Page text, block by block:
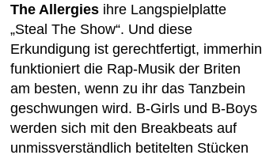
The Allergies ihre Langspielplatte
„Steal The Show“. Und diese
Erkundigung ist gerechtfertigt, immerhin
funktioniert die Rap-Musik der Briten
am besten, wenn zu ihr das Tanzbein
geschwungen wird. B-Girls und B-Boys
werden sich mit den Breakbeats auf
unmissverständlich betitelten Stücken